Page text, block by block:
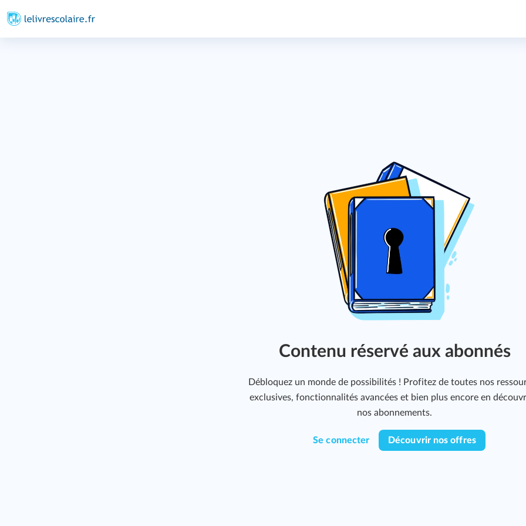
Contenu réservé aux abonnés
Débloquez un monde de possibilités ! Profitez de toutes nos
exclusives, fonctionnalités avancées et bien plus encore en
nos abonnements.
Se connecter Découvrir nos offres